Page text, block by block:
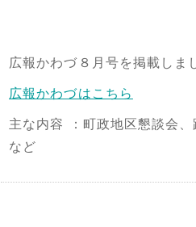
広報かわづ８月号を掲載しま
広報かわづはこちら
主な内容 ：町政地区懇談会
など